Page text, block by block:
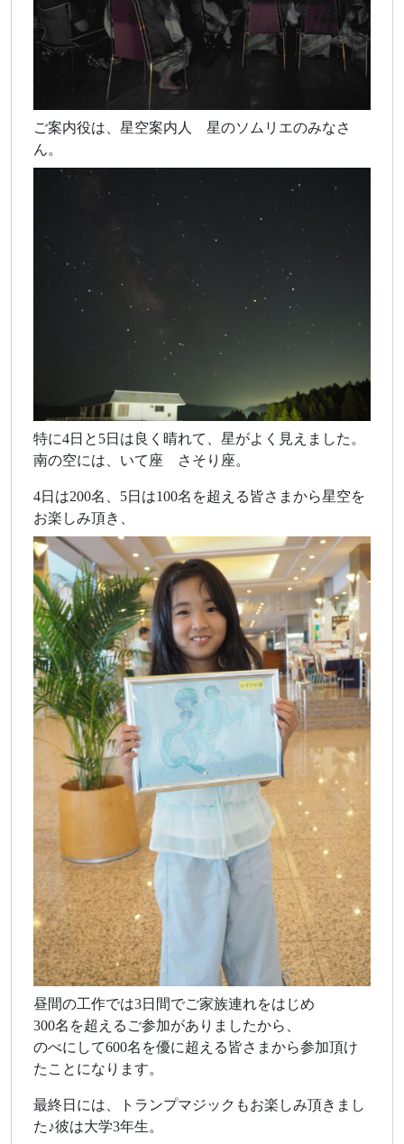
ご案内役は、星空案内人 星のソムリエのみなさ
ん。
特に4日と5日は良く晴れて、星がよく見えました。
南の空には、いて座 さそり座。
4日は200名、5日は100名を超える皆さまから星空を
お楽しみ頂き、
昼間の工作では3日間でご家族連れをはじめ
300名を超えるご参加がありましたから、
のべにして600名を優に超える皆さまから参加頂け
たことになります。
最終日には、トランプマジックもお楽しみ頂きまし
た♪彼は大学3年生。